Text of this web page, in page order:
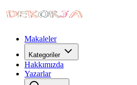
Makaleler
Kategoriler
Hakkımızda
Yazarlar